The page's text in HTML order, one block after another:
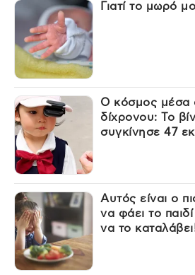
Γιατί το μωρό
Ο κόσμος μέσα
δίχρονου: Το
συγκίνησε 47
Αυτός είναι ο
να φάει το
να το